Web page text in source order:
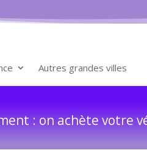
Autres grandes villes
: on achète votre